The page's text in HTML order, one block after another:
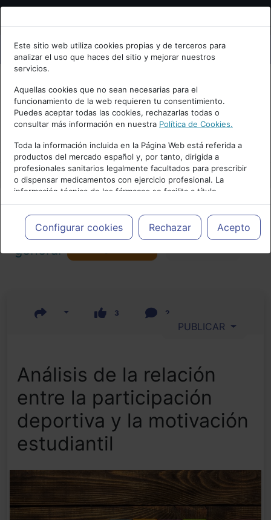
Bienvenid@ a psiquiatria.com
Escribe tu Email
Accede o regístrate con tu email.
Cancelar
Este sitio web utiliza cookies propias y de terceros para
analizar el uso que haces del sitio y mejorar nuestros
servicios.
Aquellas cookies que no sean necesarias para el
funcionamiento de la web requieren tu consentimiento.
Puedes aceptar todas las cookies, rechazarlas todas o
consultar más información en nuestra Política de Cookies.
Toda la información incluida en la Página Web está referida a
productos del mercado español y, por tanto, dirigida a
profesionales sanitarios legalmente facultados para prescribir
o dispensar medicamentos con ejercicio profesional. La
información técnica de los fármacos se facilita a título
meramente informativo, siendo responsabilidad de los
profesionales facultados prescribir medicamentos y decidir, en
cada caso concreto, el tratamiento más adecuado a las
necesidades del paciente.
Configurar cookies Rechazar Acepto
Actualidad y Artículos|Psicología
general
3 2
PUBLICAR
Análisis de la relación
entre la participación
deportiva y la motivación
estudiantil